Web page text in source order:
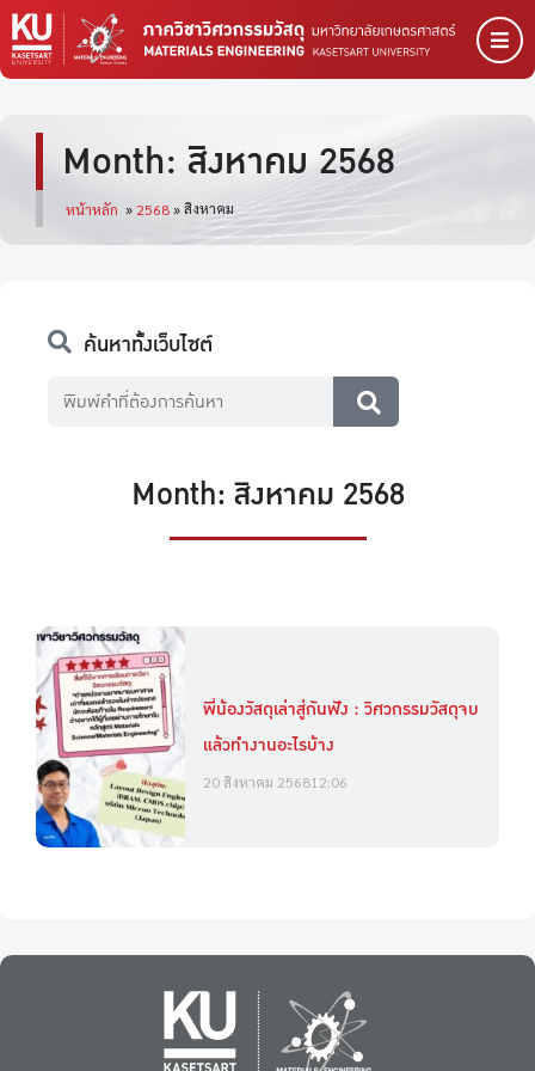
Month: สิงหาคม 2568
หน้าหลัก » 2568»สิงหาคม
Month: สิงหาคม 2568
ค้นหาทั้งเว็บไซต์
พี่น้องวัสดุเล่าสู่กันฟัง : วิศวกรรมวัสดุจบ
แล้วทำงานอะไรบ้าง
20 สิงหาคม 256812:06